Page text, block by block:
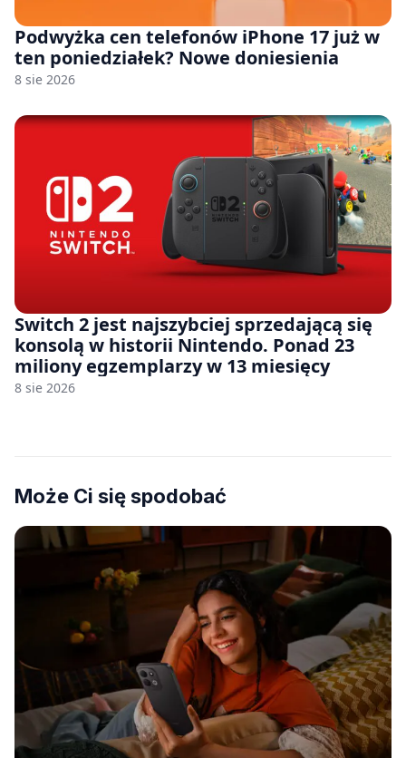
Podwyżka cen telefonów iPhone 17 już w
ten poniedziałek? Nowe doniesienia
8 sie 2026
Switch 2 jest najszybciej sprzedającą się
konsolą w historii Nintendo. Ponad 23
miliony egzemplarzy w 13 miesięcy
8 sie 2026
Może Ci się spodobać